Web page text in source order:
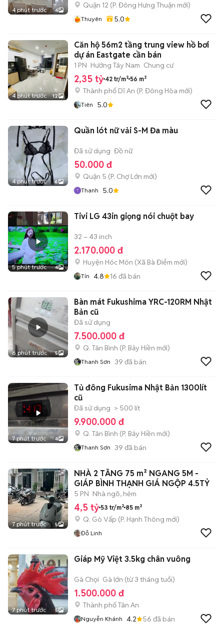
4 phút trước 4
Quận 12 (P. Đông Hưng Thuận mới)
Thuyên 5.0
4 phút trước 12
Căn hộ 56m2 tầng trung view hồ bơi
dự án Eastgate cần bán
1 PN Hướng Tây Nam Chung cư
2,35 tỷ 42 tr/m² 56 m²
Thành phố Dĩ An (P. Đông Hòa mới)
Tiên 5.0
4 phút trước 6
Quần lót nữ vải S-M Đa màu
Đã sử dụng Đồ nữ
50.000 đ
Quận 5 (P. Chợ Lớn mới)
Thanh 5.0
5 phút trước 4
Tivi LG 43in giọng nói chuột bay
32 – 43 inch
2.170.000 đ
Huyện Hóc Môn (Xã Bà Điểm mới)
Tín 4.8 16 đã bán
6 phút trước 5
Bàn mát Fukushima YRC-120RM Nhật
Bản cũ
Đã sử dụng
7.500.000 đ
Q. Tân Bình (P. Bảy Hiền mới)
Thanh Sơn 39 đã bán
7 phút trước 4
Tủ đông Fukusima Nhật Bản 1300lít
cũ
Đã sử dụng > 500 lít
9.900.000 đ
Q. Tân Bình (P. Bảy Hiền mới)
Thanh Sơn 39 đã bán
7 phút trước 5
NHÀ 2 TẦNG 75 m² NGANG 5M -
GIÁP BÌNH THẠNH GIÁ NGỘP 4.5TỶ
5 PN Nhà ngõ, hẻm
4,5 tỷ 53 tr/m² 85 m²
Q. Gò Vấp (P. Hạnh Thông mới)
Đỗ Linh
7 phút trước 5
Giáp Mỹ Việt 3.5kg chân vuông
Gà Chọi Gà lớn (từ 3 tháng tuổi)
1.500.000 đ
Thành phố Tân An
Nguyễn Khánh 4.2 56 đã bán